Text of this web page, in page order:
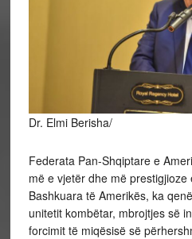
Dr. Elmi Berisha/
Federata Pan-Shqiptare e
më e vjetër dhe më
Bashkuara të Amerikës, ka
unitetit kombëtar, mbrojtjes së
forcimit të miqësisë së